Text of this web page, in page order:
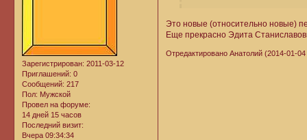
Зарегистрирован: 2011-03-12
Приглашений: 0
Сообщений: 217
Пол: Мужской
Провел на форуме:
14 дней 15 часов
Последний визит:
Вчера 09:34:34
Это новые (относительно новые)
Еще прекрасно Эдита
Отредактировано Анатолий (2014-01-